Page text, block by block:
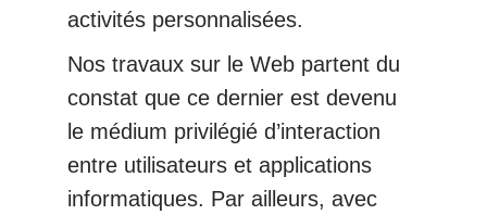
activités personnalisées.
Nos travaux sur le Web partent du
constat que ce dernier est devenu
le médium privilégié d’interaction
entre utilisateurs et applications
informatiques. Par ailleurs, avec